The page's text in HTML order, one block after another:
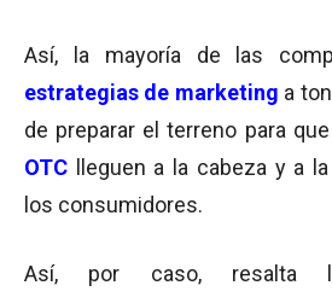
Así, la mayoría de las
estrategias de marketing a
de preparar el terreno para
OTC
lleguen a la cabeza y a
los consumidores.
Así, por caso, resalta